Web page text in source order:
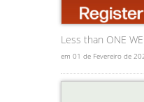
Less than ONE
em 01 de Fevereiro de